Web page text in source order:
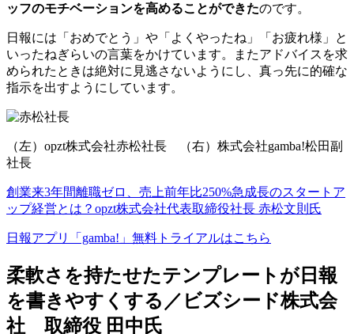
ッフのモチベーションを高めることができたのです。
日報には「おめでとう」や「よくやったね」「お疲れ様」と
いったねぎらいの言葉をかけています。またアドバイスを求
められたときは絶対に見逃さないようにし、真っ先に的確な
指示を出すようにしています。
（左）opzt株式会社赤松社長 （右）株式会社gamba!松田副
社長
創業来3年間離職ゼロ、売上前年比250%急成長のスタートア
ップ経営とは？opzt株式会社代表取締役社長 赤松文則氏
日報アプリ「gamba!」無料トライアルはこちら
柔軟さを持たせたテンプレートが日報
を書きやすくする／ビズシード株式会
社 取締役 田中氏